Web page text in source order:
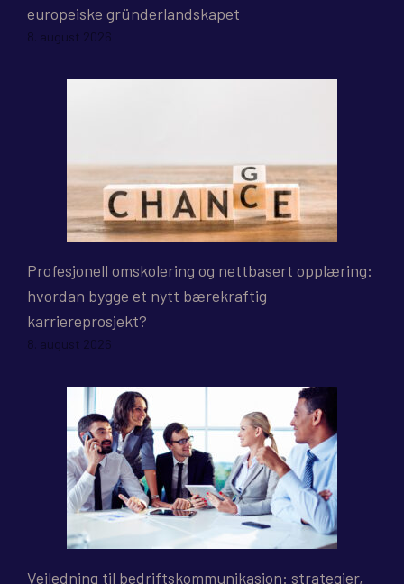
europeiske gründerlandskapet
8. august 2026
Profesjonell omskolering og nettbasert opplæring:
hvordan bygge et nytt bærekraftig
karriereprosjekt?
8. august 2026
Veiledning til bedriftskommunikasjon: strategier,